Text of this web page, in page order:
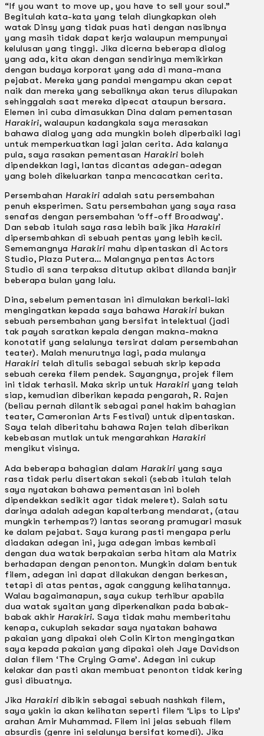
“If you want to move up, you have to sell your soul.”
Begitulah kata-kata yang telah diungkapkan oleh
watak Dinsy yang tidak puas hati dengan nasibnya
yang masih tidak dapat kerja walaupun mempunyai
kelulusan yang tinggi. Jika dicerna beberapa dialog
yang ada, kita akan dengan sendirinya memikirkan
dengan budaya korporat yang ada di mana-mana
pejabat. Mereka yang pandai mengampu akan cepat
naik dan mereka yang sebaliknya akan terus dilupakan
sehinggalah saat mereka dipecat ataupun bersara.
Elemen ini cuba dimasukkan Dina dalam pementasan
Harakiri, walaupun kadangkala saya merasakan
bahawa dialog yang ada mungkin boleh diperbaiki lagi
untuk memperkuatkan lagi jalan cerita. Ada kalanya
pula, saya rasakan pementasan Harakiri boleh
dipendekkan lagi, lantas dicantas adegan-adegan
yang boleh dikeluarkan tanpa mencacatkan cerita.
Persembahan Harakiri adalah satu persembahan
penuh eksperimen. Satu persembahan yang saya rasa
senafas dengan persembahan ‘off-off Broadway’.
Dan sebab itulah saya rasa lebih baik jika Harakiri
dipersembahkan di sebuah pentas yang lebih kecil.
Sememangnya Harakiri mahu dipentaskan di Actors
Studio, Plaza Putera… Malangnya pentas Actors
Studio di sana terpaksa ditutup akibat dilanda banjir
beberapa bulan yang lalu.
Dina, sebelum pementasan ini dimulakan berkali-laki
mengingatkan kepada saya bahawa Harakiri bukan
sebuah persembahan yang bersifat intelektual (jadi
tak payah saratkan kepala dengan makna-makna
konotatif yang selalunya tersirat dalam persembahan
teater). Malah menurutnya lagi, pada mulanya
Harakiri telah ditulis sebagai sebuah skrip kepada
sebuah cereka filem pendek. Sayangnya, projek filem
ini tidak terhasil. Maka skrip untuk Harakiri yang telah
siap, kemudian diberikan kepada pengarah, R. Rajen
(beliau pernah dilantik sebagai panel hakim bahagian
teater, Cameronian Arts Festival) untuk dipentaskan.
Saya telah diberitahu bahawa Rajen telah diberikan
kebebasan mutlak untuk mengarahkan Harakiri
mengikut visinya.
Ada beberapa bahagian dalam Harakiri yang saya
rasa tidak perlu disertakan sekali (sebab itulah telah
saya nyatakan bahawa pementasan ini boleh
dipendekkan sedikit agar tidak meleret). Salah satu
darinya adalah adegan kapalterbang mendarat, (atau
mungkin terhempas?) lantas seorang pramugari masuk
ke dalam pejabat. Saya kurang pasti mengapa perlu
diadakan adegan ini, juga adegan imbas kembali
dengan dua watak berpakaian serba hitam ala Matrix
berhadapan dengan penonton. Mungkin dalam bentuk
filem, adegan ini dapat dilakukan dengan berkesan,
tetapi di atas pentas, agak canggung kelihatannya.
Walau bagaimanapun, saya cukup terhibur apabila
dua watak syaitan yang diperkenalkan pada babak-
babak akhir Harakiri. Saya tidak mahu memberitahu
kenapa, cukuplah sekadar saya nyatakan bahawa
pakaian yang dipakai oleh Colin Kirton mengingatkan
saya kepada pakaian yang dipakai oleh Jaye Davidson
dalan filem ‘The Crying Game’. Adegan ini cukup
kelakar dan pasti akan membuat penonton tidak kering
gusi dibuatnya.
Jika Harakiri dibikin sebagai sebuah nashkah filem,
saya yakin ia akan kelihatan seperti filem ‘Lips to Lips’
arahan Amir Muhammad. Filem ini jelas sebuah filem
absurdis (genre ini selalunya bersifat komedi). Jika